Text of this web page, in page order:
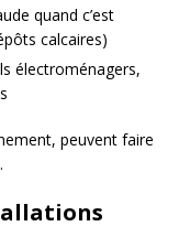
quand c’est
calcaires)
électroménagers,
peuvent faire